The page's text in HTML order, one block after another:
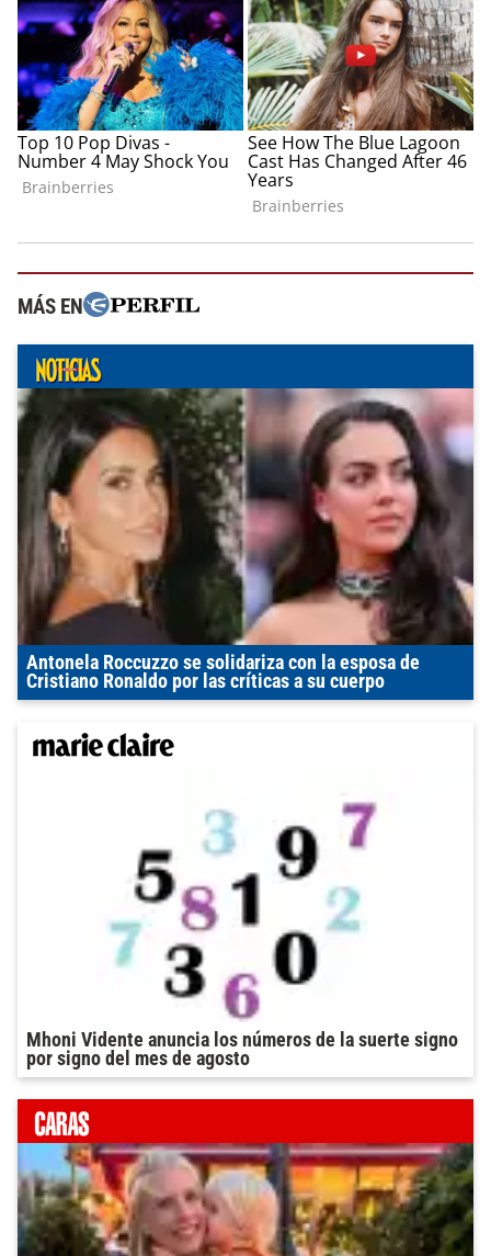
MÁS EN
Antonela Roccuzzo se solidariza con la esposa de
Cristiano Ronaldo por las críticas a su cuerpo
Mhoni Vidente anuncia los números de la suerte signo
por signo del mes de agosto